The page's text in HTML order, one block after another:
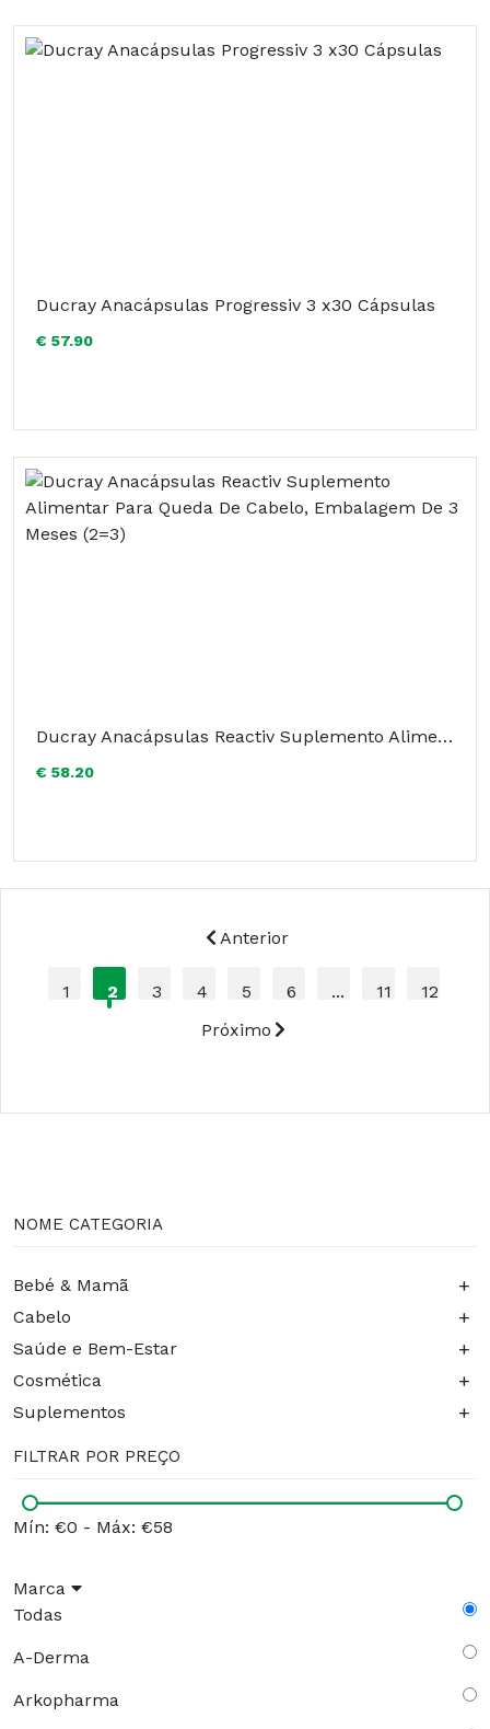
Ducray Anacápsulas Progressiv 3 x30 Cápsulas
€ 57.90
Ducray Anacápsulas Reactiv Suplemento Alimentar Para Queda De Cabelo, Embalagem De 3 Meses (2=3)
€ 58.20
Anterior
1 2 3 4 5 6 ... 11
12
Próximo
NOME CATEGORIA
Bebé & Mamã +
Cabelo +
Saúde e Bem-Estar +
Cosmética +
Suplementos +
FILTRAR POR PREÇO
Mín: €0 - Máx: €58
Marca
Todas
A-Derma
Arkopharma